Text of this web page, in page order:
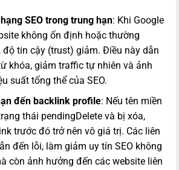
SEO trong trung hạn: Khi Google
không ổn định hoặc thường
độ tin cậy (trust) giảm. Điều này dẫn
khóa, giảm traffic tự nhiên và ảnh
suất tổng thể của SEO.
đến backlink profile: Nếu tên miền
thái pendingDelete và bị xóa,
trước đó trở nên vô giá trị. Các liên
đến lỗi, làm giảm uy tín SEO không
còn ảnh hưởng đến các website liên